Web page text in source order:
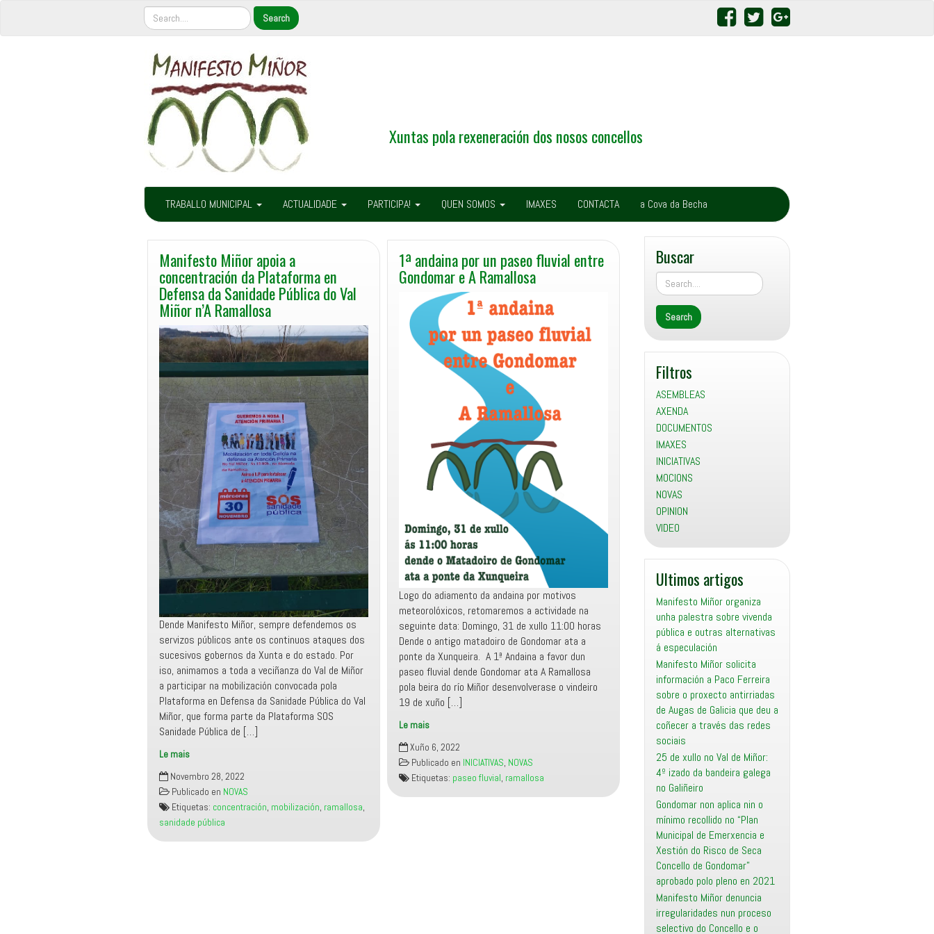
Xuntas pola rexeneración dos nosos concellos
TRABALLO MUNICIPAL ACTUALIDADE PARTICIPA! QUEN SOMOS IMAXES CONTACTA a Cova da Becha
Manifesto Miñor apoia a
concentración da Plataforma en
Defensa da Sanidade Pública do Val
Miñor n’A Ramallosa
Dende Manifesto Miñor, sempre defendemos os
servizos públicos ante os continuos ataques dos
sucesivos gobernos da Xunta e do estado. Por
iso, animamos a toda a veciñanza do Val de Miñor
a participar na mobilización convocada pola
Plataforma en Defensa da Sanidade Pública do Val
Miñor, que forma parte da Plataforma SOS
Sanidade Pública de […]
Le mais
Manifesto
Miñor
apoia
a
concentración
da
Plataforma
en
Defensa
da
Sanidade
Pública
Novembro 28, 2022
Publicado en NOVAS
Etiquetas: concentración, mobilización, ramallosa,
sanidade pública
1ª andaina por un paseo fluvial entre
Gondomar e A Ramallosa
Logo do adiamento da andaina por motivos
meteorolóxicos, retomaremos a actividade na
seguinte data: Domingo, 31 de xullo 11:00 horas
Dende o antigo matadoiro de Gondomar ata a
ponte da Xunqueira. A 1ª Andaina a favor dun
paseo fluvial dende Gondomar ata A Ramallosa
pola beira do río Miñor desenvolverase o vindeiro
19 de xuño […]
Le mais
1ª
andaina
por
un
paseo
Xuño 6, 2022
Publicado en INICIATIVAS, NOVAS
Etiquetas: paseo fluvial, ramallosa
Buscar
Filtros
ASEMBLEAS
AXENDA
DOCUMENTOS
IMAXES
INICIATIVAS
MOCIONS
NOVAS
OPINION
VIDEO
Ultimos artigos
Manifesto Miñor organiza
unha palestra sobre vivenda
pública e outras alternativas
á especulación
Manifesto Miñor solicita
información a Paco Ferreira
sobre o proxecto antirriadas
de Augas de Galicia que deu a
coñecer a través das redes
sociais
25 de xullo no Val de Miñor:
4º izado da bandeira galega
no Galiñeiro
Gondomar non aplica nin o
mínimo recollido no “Plan
Municipal de Emerxencia e
Xestión do Risco de Seca
Concello de Gondomar”
aprobado polo pleno en 2021
Manifesto Miñor denuncia
irregularidades nun proceso
selectivo do Concello e o